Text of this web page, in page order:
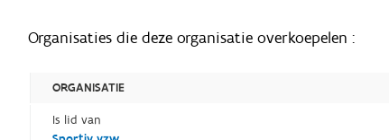
Organisaties die deze organisatie overkoepelen :
ORGANISATIE
Is lid van